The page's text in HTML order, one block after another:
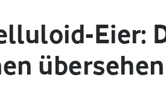
Eier:
übersehen